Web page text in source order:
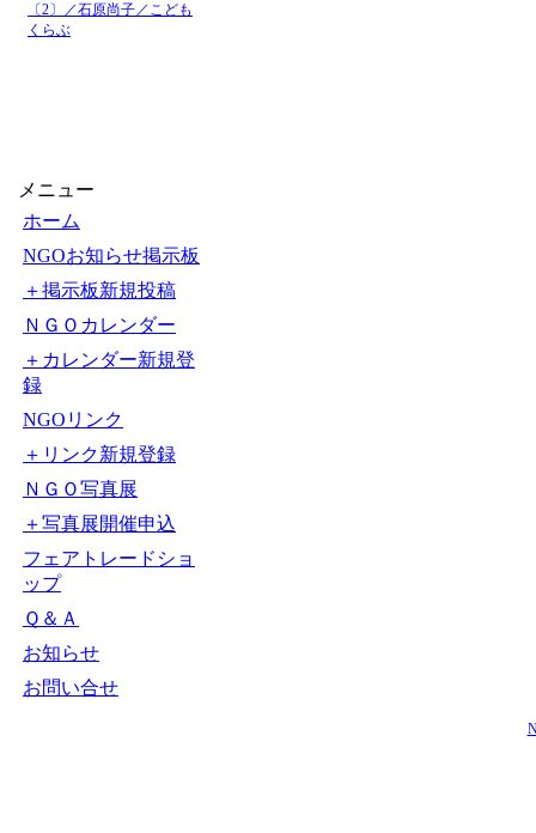
〔2〕／石原尚子／こども
くらぶ
メニュー
ホーム
NGOお知らせ掲示板
＋掲示板新規投稿
ＮＧＯカレンダー
＋カレンダー新規登
録
NGOリンク
＋リンク新規登録
ＮＧＯ写真展
＋写真展開催申込
フェアトレードショ
ップ
Ｑ＆Ａ
お知らせ
お問い合せ